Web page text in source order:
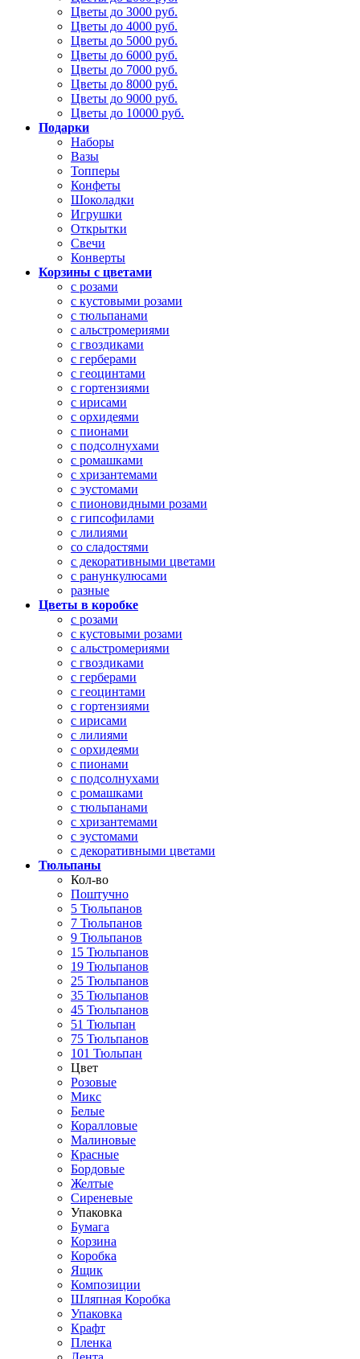
Цветы до 3000 руб.
Цветы до 4000 руб.
Цветы до 5000 руб.
Цветы до 6000 руб.
Цветы до 7000 руб.
Цветы до 8000 руб.
Цветы до 9000 руб.
Цветы до 10000 руб.
Подарки
Наборы
Вазы
Топперы
Конфеты
Шоколадки
Игрушки
Открытки
Свечи
Конверты
Корзины с цветами
с розами
с кустовыми розами
с тюльпанами
с альстромериями
с гвоздиками
с герберами
с геоцинтами
с гортензиями
с ирисами
с орхидеями
с пионами
с подсолнухами
с ромашками
с хризантемами
с эустомами
с пионовидными розами
с гипсофилами
с лилиями
со сладостями
с декоративными цветами
с ранункулюсами
разные
Цветы в коробке
с розами
с кустовыми розами
с альстромериями
с гвоздиками
с герберами
с геоцинтами
с гортензиями
с ирисами
с лилиями
с орхидеями
с пионами
с подсолнухами
с ромашками
с тюльпанами
с хризантемами
с эустомами
с декоративными цветами
Тюльпаны
Кол-во
Поштучно
5 Тюльпанов
7 Тюльпанов
9 Тюльпанов
15 Тюльпанов
19 Тюльпанов
25 Тюльпанов
35 Тюльпанов
45 Тюльпанов
51 Тюльпан
75 Тюльпанов
101 Тюльпан
Цвет
Розовые
Микс
Белые
Коралловые
Малиновые
Красные
Бордовые
Желтые
Сиреневые
Упаковка
Бумага
Корзина
Коробка
Ящик
Композиции
Шляпная Коробка
Упаковка
Крафт
Пленка